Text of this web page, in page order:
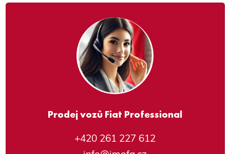
Prodej vozů Fiat Professional
+420 261 227 612